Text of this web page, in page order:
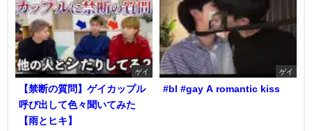
ゲイ
【禁断の質問】ゲイカップル
呼び出して色々聞いてみた
【雨とヒキ】
ゲイ
#bl #gay A romantic kiss